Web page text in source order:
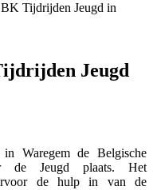
Tijdrijden Jeugd in
Jeugd
Waregem de Belgische
de Jeugd plaats. Het
de hulp in van de